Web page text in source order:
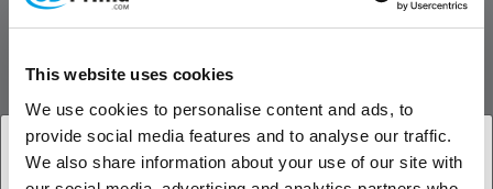
This website uses cookies
We use cookies to personalise content and ads, to
provide social media features and to analyse our traffic.
We also share information about your use of our site with
bedste råmaterialer til at levere exceptionel kvalitet og pålidelighed.
PolyLite ASA
vejrbestandighed. Dens UV-resistens og fremragende mekaniske
egenskaber gør den til det perfekte valg til virkelige
anvendelser.PolyLite™ dækker de mest populære 3D-printmaterialer